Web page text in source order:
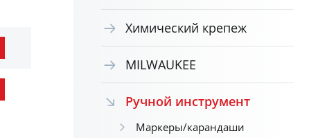
Химический крепеж
MILWAUKEE
Ручной инструмент
Маркеры/карандаши